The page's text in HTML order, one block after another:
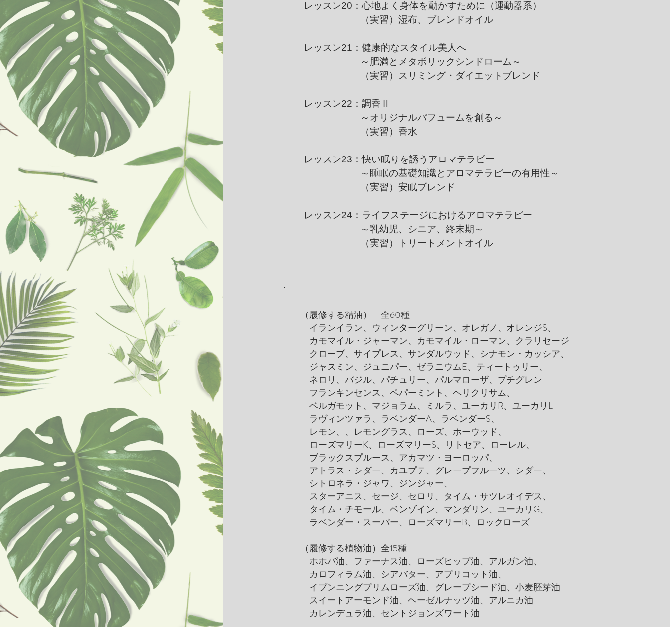
レッスン20：心地よく身体を動かすために（運動器系）
（実習）湿布、ブレンドオイル
レッスン21：健康的なスタイル美人へ
～肥満とメタボリックシンドローム～
（実習）スリミング・ダイエットブレンド
レッスン22：調香Ⅱ
～オリジナルパフュームを創る～
（実習）香水
レッスン23：快い眠りを誘うアロマテラピー
～睡眠の基礎知識とアロマテラピーの有用性～
（実習）安眠ブレンド
レッスン24：ライフステージにおけるアロマテラピー
～乳幼児、シニア、終末期～
（実習）トリートメントオイル
（履修する精油） 全60種
イランイラン、ウィンターグリーン、オレガノ、オレンジS、
カモマイル・ジャーマン、カモマイル・ローマン、クラリセージ
クローブ、サイプレス、サンダルウッド、シナモン・カッシア、
ジャスミン、ジュニパー、ゼラニウムE、ティートゥリー、
ネロリ、バジル、パチュリー、パルマローザ、プチグレン
フランキンセンス、ペパーミント、ヘリクリサム、
ベルガモット、マジョラム、ミルラ、ユーカリR、ユーカリL
ラヴィンツァラ、ラベンダーA、ラベンダーS、
レモン、、レモングラス、ローズ、ホーウッド、
ローズマリーK、ローズマリーS、リトセア、ローレル、
ブラックスプルース、アカマツ・ヨーロッパ、
アトラス・シダー、カユプテ、グレープフルーツ、シダー、
シトロネラ・ジャワ、ジンジャー、
スターアニス、セージ、セロリ、タイム・サツレオイデス、
タイム・チモール、ベンゾイン、マンダリン、ユーカリG、
ラベンダー・スーパー、ローズマリーB、ロックローズ
（履修する植物油）全15種
ホホバ油、ファーナス油、ローズヒップ油、アルガン油、
カロフィラム油、シアバター、アプリコット油、
イブンニングプリムローズ油、グレープシード油、小麦胚芽油
スイートアーモンド油、ヘーゼルナッツ油、アルニカ油
カレンデュラ油、セントジョンズワート油